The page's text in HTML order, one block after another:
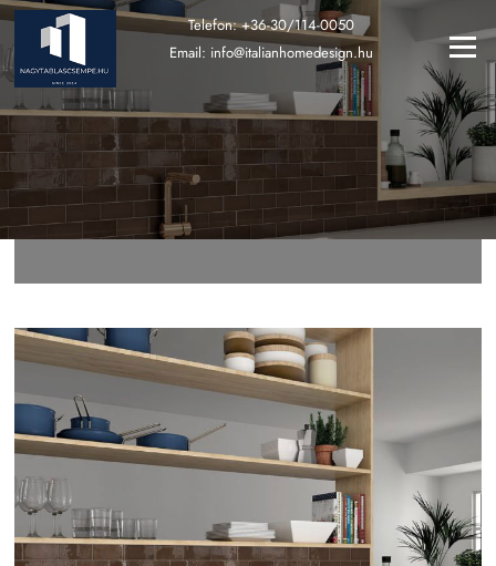
Ugrás
tartalomra
Menü
Telefon:+36-30/114-0050
Email: info@italianhomedesign.hu